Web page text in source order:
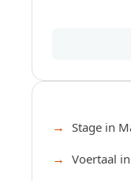
Stage in
Voertaal